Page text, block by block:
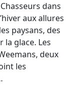
dans
aux allures
paysans, des
glace. Les
deux
les